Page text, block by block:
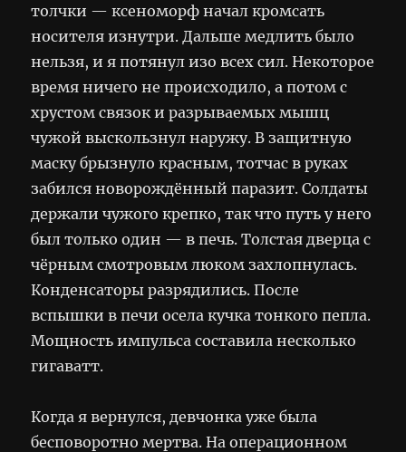
толчки — ксеноморф начал кромсать
носителя изнутри. Дальше медлить было
нельзя, и я потянул изо всех сил. Некоторое
время ничего не происходило, а потом с
хрустом связок и разрываемых мышц
чужой выскользнул наружу. В защитную
маску брызнуло красным, тотчас в руках
забился новорождённый паразит. Солдаты
держали чужого крепко, так что путь у него
был только один — в печь. Толстая дверца с
чёрным смотровым люком захлопнулась.
Конденсаторы разрядились. После
вспышки в печи осела кучка тонкого пепла.
Мощность импульса составила несколько
гигаватт.
Когда я вернулся, девчонка уже была
бесповоротно мертва. На операционном